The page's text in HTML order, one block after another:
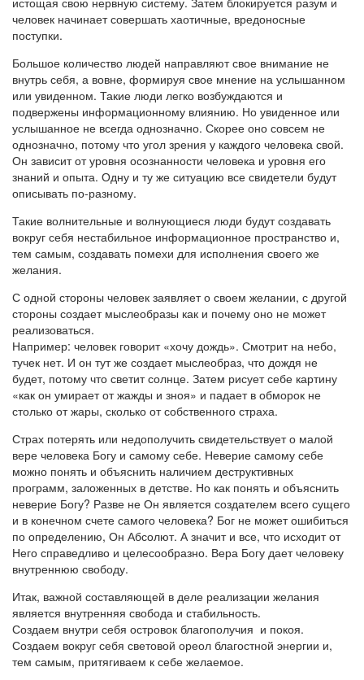
человек начинает совершать хаотичные, вредоносные
поступки.
Большое количество людей направляют свое внимание не
внутрь себя, а вовне, формируя свое мнение на услышанном
или увиденном. Такие люди легко возбуждаются и
подвержены информационному влиянию. Но увиденное или
услышанное не всегда однозначно. Скорее оно совсем не
однозначно, потому что угол зрения у каждого человека свой.
Он зависит от уровня осознанности человека и уровня его
знаний и опыта. Одну и ту же ситуацию все свидетели будут
описывать по-разному.
Такие волнительные и волнующиеся люди будут создавать
вокруг себя нестабильное информационное пространство и,
тем самым, создавать помехи для исполнения своего же
желания.
С одной стороны человек заявляет о своем желании, с другой
стороны создает мыслеобразы как и почему оно не может
реализоваться.
Например: человек говорит «хочу дождь». Смотрит на небо,
тучек нет. И он тут же создает мыслеобраз, что дождя не
будет, потому что светит солнце. Затем рисует себе картину
«как он умирает от жажды и зноя» и падает в обморок не
столько от жары, сколько от собственного страха.
Страх потерять или недополучить свидетельствует о малой
вере человека Богу и самому себе. Неверие самому себе
можно понять и объяснить наличием деструктивных
программ, заложенных в детстве. Но как понять и объяснить
неверие Богу? Разве не Он является создателем всего сущего
и в конечном счете самого человека? Бог не может ошибиться
по определению, Он Абсолют. А значит и все, что исходит от
Него справедливо и целесообразно. Вера Богу дает человеку
внутреннюю свободу.
Итак, важной составляющей в деле реализации желания
является внутренняя свобода и стабильность.
Создаем внутри себя островок благополучия и покоя.
Создаем вокруг себя световой ореол благостной энергии и,
тем самым, притягиваем к себе желаемое.